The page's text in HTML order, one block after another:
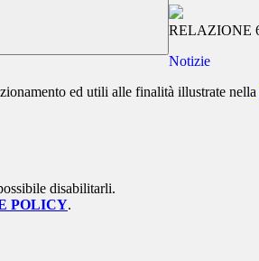
RELAZIONE
Notizie
ed utili alle finalità illustrate nella
disabilitarli.
POLICY.